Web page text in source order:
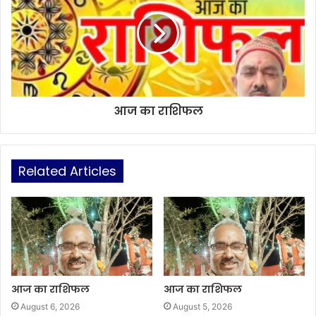
आज का राशिफल
Related Articles
आज का राशिफल
August 6, 2026
आज का राशिफल
August 5, 2026